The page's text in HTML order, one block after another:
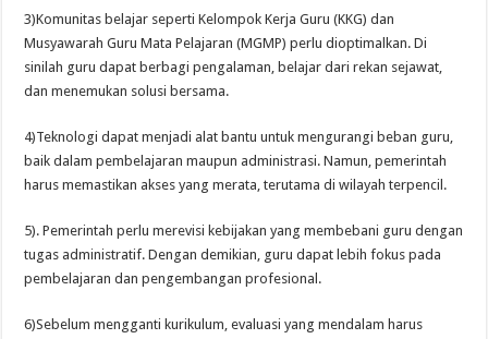
3)Komunitas belajar seperti Kelompok Kerja Guru (KKG) dan
Musyawarah Guru Mata Pelajaran (MGMP) perlu dioptimalkan. Di
sinilah guru dapat berbagi pengalaman, belajar dari rekan sejawat,
dan menemukan solusi bersama.
4)Teknologi dapat menjadi alat bantu untuk mengurangi beban guru,
baik dalam pembelajaran maupun administrasi. Namun, pemerintah
harus memastikan akses yang merata, terutama di wilayah terpencil.
5). Pemerintah perlu merevisi kebijakan yang membebani guru dengan
tugas administratif. Dengan demikian, guru dapat lebih fokus pada
pembelajaran dan pengembangan profesional.
6)Sebelum mengganti kurikulum, evaluasi yang mendalam harus